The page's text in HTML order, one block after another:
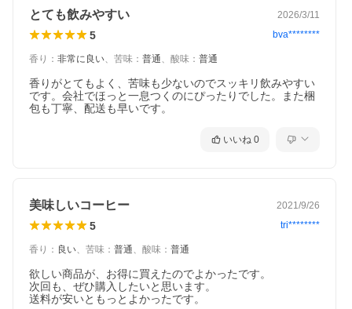
ニア）、デキストリン
■内容量
り閉めてください。
■使用上の
ご注意
・乾いたスプーンを使用し、開封後はお早めにお
飲みください。振動により粉が沈み込み、容量が
少なく見える場合がございますが、内容量は同じ
ますが、品質には問題ありません。
■販売者
パウダーフーズフォレスト株式会社
ご注意【免責】
りますが、メーカーの都合等により、商品規格・仕様（容量、パッケージ、原材
料、原産国など）が変更される場合がございます。このため、実際にお届けする商
品とサイト上の商品情報の表記が異なる場合がございますので、ご使用前には必ず
お届けした商品の商品ラベルや注意書きをご確認ください。さらに詳細な商品情報
とても飲みやすい 2026/3/11
5 bva********
香り ： 非常に良い、 苦味 ： 普通、 酸味 ： 普通
香りがとてもよく、苦味も少ないのでスッキリ飲みやすい
です。会社でほっと一息つくのにぴったりでした。また梱
包も丁寧、配送も早いです。
いいね 0
美味しいコーヒー 2021/9/26
5 tri********
香り ： 良い、 苦味 ： 普通、 酸味 ： 普通
欲しい商品が、お得に買えたのでよかったです。
次回も、ぜひ購入したいと思います。
送料が安いともっとよかったです。